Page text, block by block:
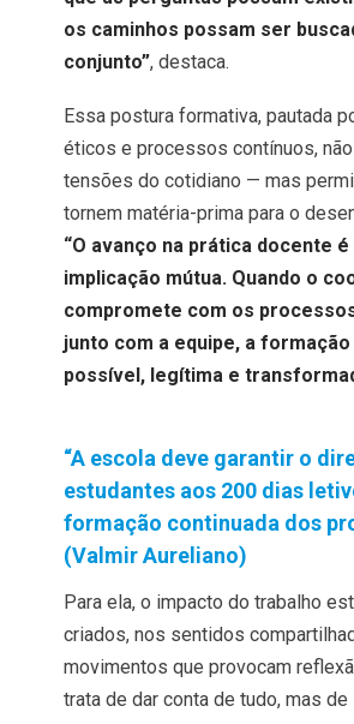
os caminhos possam ser
conjunto”, destaca.
Essa postura formativa, pautada
éticos e processos contínuos, não
tensões do cotidiano — mas
tornem matéria-prima para o
“O avanço na prática docente
implicação mútua. Quando o
compromete com os
junto com a equipe, a
possível, legítima e
“A escola deve garantir o
estudantes aos 200 dias
formação continuada dos
(Valmir Aureliano)
Para ela, o impacto do trabalho
criados, nos sentidos
movimentos que provocam
trata de dar conta de tudo, mas